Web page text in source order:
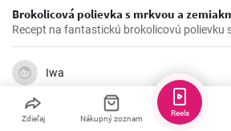
Brokolicová polievka s mrkvou a
Recept na fantastickú brokolicovú polievku
Iwa
Zdieľaj Nákupný zoznam
Reels